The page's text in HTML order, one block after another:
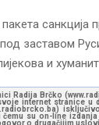
санкција
заставом
и
Radija Brčko
internet stranice
su on-line
o drugačijim